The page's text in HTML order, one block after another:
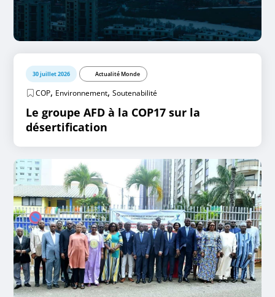
30 juillet 2026 Actualité Monde
COP, Environnement,Soutenabilité
Le groupe AFD à la COP17 sur la
désertification